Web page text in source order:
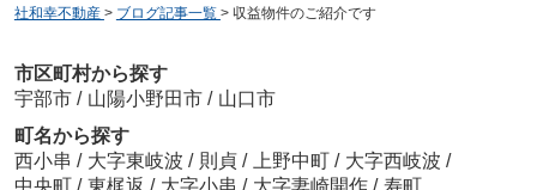
社和幸不動産 > ブログ記事一覧 > 収益物件のご紹介です
市区町村から探す
宇部市 / 山陽小野田市 / 山口市
町名から探す
西小串 / 大字東岐波 / 則貞 / 上野中町 / 大字西岐波 /